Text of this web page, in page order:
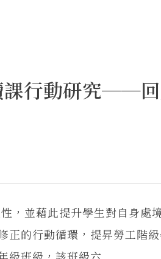
課行動研究──
，並藉此提升學生對自身處
的行動循環，提昇勞工階